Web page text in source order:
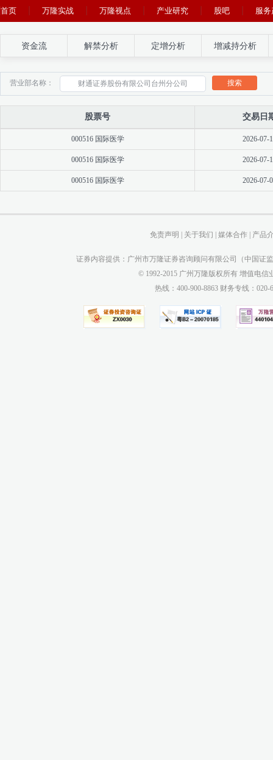
首页 万隆实战 万隆视点 产业研究 股吧 服
资金流 解禁分析 定增分析 增减持分析
营业部名称： 搜索
股票号 交易日
000516 国际医学 2026-07-
000516 国际医学 2026-07-
000516 国际医学 2026-07-
免责声明 关于我们 媒体合作 产品
证券内容提供：广州市万隆证券咨询顾问有限公司（中国证
© 1992-2015 广州万隆版权所有 增值电信
热线：400-900-8863 财务专线：